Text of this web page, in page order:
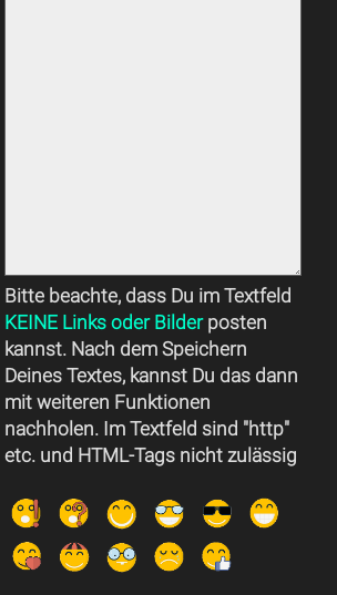
Bitte beachte, dass Du im Textfeld
KEINE Links oder Bilderposten
kannst. Nach dem Speichern
Deines Textes, kannst Du das dann
mit weiteren Funktionen
nachholen. Im Textfeld sind "http"
etc. und HTML-Tags nicht zulässig